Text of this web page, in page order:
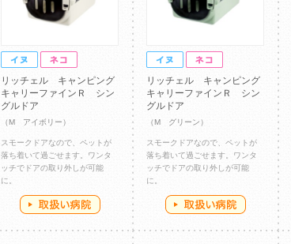
リッチェル キャンピング
キャリーファインＲ シン
グルドア
（M アイボリー）
スモークドアなので、ペットが
落ち着いて過ごせます。ワンタ
ッチでドアの取り外しが可能
に。
リッチェル キャンピング
キャリーファインＲ シン
グルドア
（M グリーン）
スモークドアなので、ペットが
落ち着いて過ごせます。ワンタ
ッチでドアの取り外しが可能
に。